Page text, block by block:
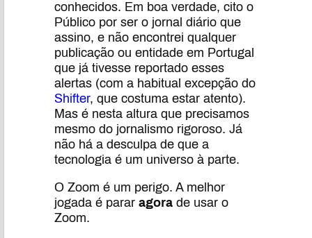
conhecidos. Em boa verdade, cito o
Público por ser o jornal diário que
assino, e não encontrei qualquer
publicação ou entidade em Portugal
que já tivesse reportado esses
alertas (com a habitual excepção do
Shifter, que costuma estar atento).
Mas é nesta altura que precisamos
mesmo do jornalismo rigoroso. Já
não há a desculpa de que a
tecnologia é um universo à parte.
O Zoom é um perigo. A melhor
jogada é parar agora de usar o
Zoom.